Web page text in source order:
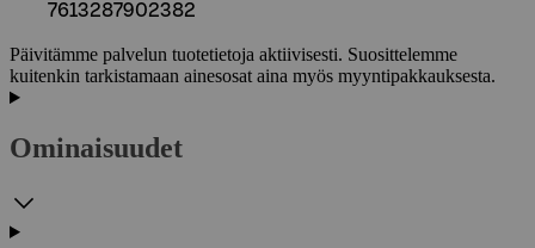
7613287902382
Päivitämme palvelun tuotetietoja aktiivisesti. Suosittelemme
kuitenkin tarkistamaan ainesosat aina myös myyntipakkauksesta.
Ominaisuudet